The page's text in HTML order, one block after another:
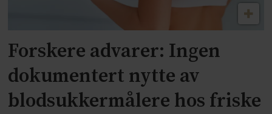
Forskere advarer: Ingen
dokumentert nytte av
blodsukkermålere hos friske